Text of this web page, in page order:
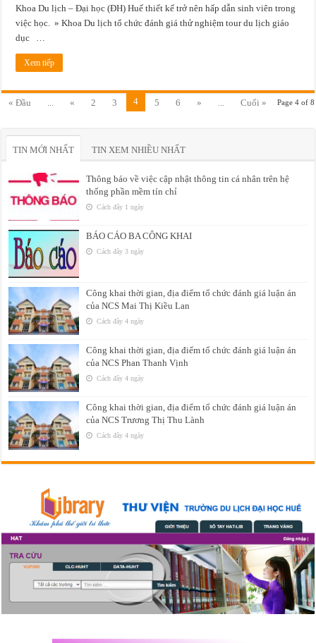
Khoa Du lịch – Đại học (ĐH) Huế thiết kế trở nên hấp dẫn sinh viên trong
việc học. » Khoa Du lịch tổ chức đánh giá thử nghiệm tour du lịch giáo
dục …
Xem tiếp
Page 4 of 8
« Đầu « 2 3 4 5 6 » Cuối »
TIN MỚI NHẤT TIN XEM NHIỀU NHẤT
Thông báo về việc cập nhật thông tin cá nhân trên hệ
thống phần mềm tín chỉ
Cách đây 1 ngày
BÁO CÁO BA CÔNG KHAI
Cách đây 3 ngày
Công khai thời gian, địa điểm tổ chức đánh giá luận án
của NCS Mai Thị Kiều Lan
Cách đây 4 ngày
Công khai thời gian, địa điểm tổ chức đánh giá luận án
của NCS Phan Thanh Vịnh
Cách đây 4 ngày
Công khai thời gian, địa điểm tổ chức đánh giá luận án
của NCS Trương Thị Thu Lành
Cách đây 4 ngày